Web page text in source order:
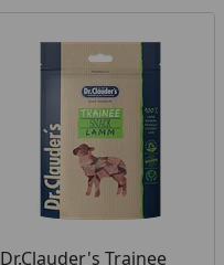
Dr.Clauder's Trainee
Produkt am Lager